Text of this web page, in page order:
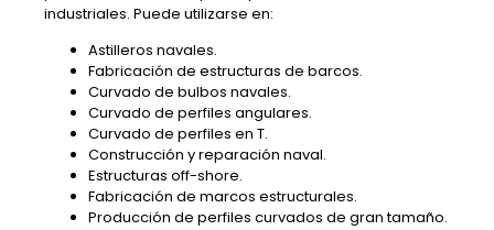
industriales. Puede utilizarse en:
Astilleros navales.
Fabricación de estructuras de barcos.
Curvado de bulbos navales.
Curvado de perfiles angulares.
Curvado de perfiles en T.
Construcción y reparación naval.
Estructuras off-shore.
Fabricación de marcos estructurales.
Producción de perfiles curvados de gran tamaño.